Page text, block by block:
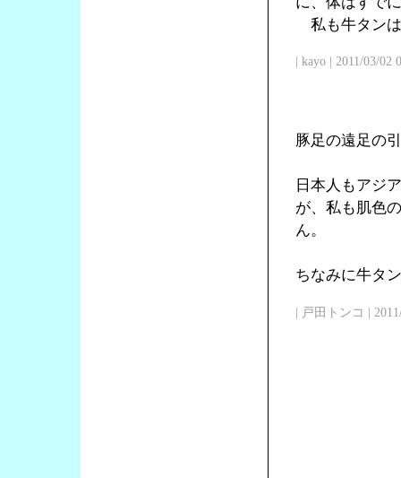
私も牛タン
| kayo | 2011/03/02
豚足の遠足の
日本人もアジ
が、私も肌色
ん。
ちなみに牛タ
| 戸田トンコ |